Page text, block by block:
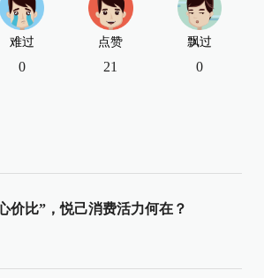
难过
0
点赞
21
飘过
0
价比”，悦己消费活力何在？